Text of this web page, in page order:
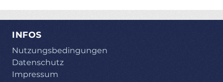
INFOS
Nutzungsbedingungen
Datenschutz
Impressum